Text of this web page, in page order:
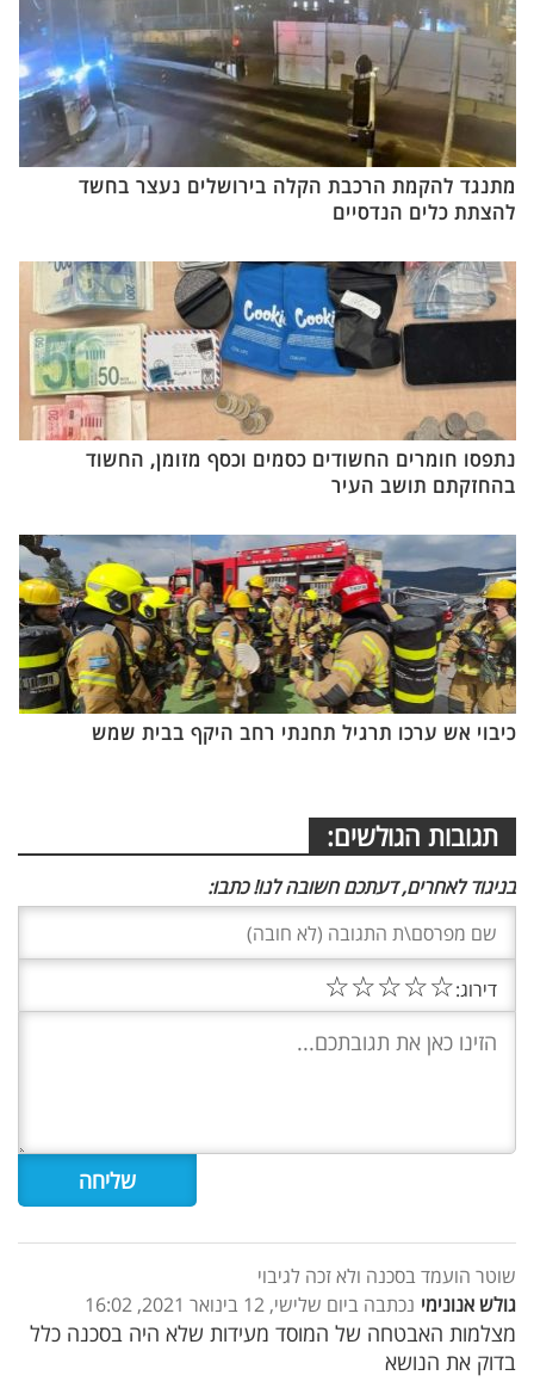
מתנגד להקמת הרכבת הקלה בירושלים נעצר בחשד
להצתת כלים הנדסיים
נתפסו חומרים החשודים כסמים וכסף מזומן, החשוד
בהחזקתם תושב העיר
כיבוי אש ערכו תרגיל תחנתי רחב היקף בבית שמש
תגובות הגולשים:
בניגוד לאחרים, דעתכם חשובה לנו! כתבו:
דירוג:☆
☆
☆
☆
☆
שוטר הועמד בסכנה ולא זכה לגיבוי
גולש אנונימי נכתבה ביום שלישי, 12 בינואר 2021, 16:02
מצלמות האבטחה של המוסד מעידות שלא היה בסכנה כלל
בדוק את הנושא